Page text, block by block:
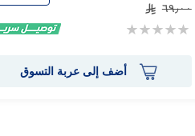
٦٩٫٠٠
Rating:
أضف إلى عربة التسوق